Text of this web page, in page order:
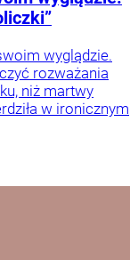
wyglądzie.
rozważania
niż martwy
w ironicznym